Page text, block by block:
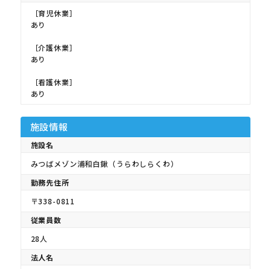
［育児休業］
あり
［介護休業］
あり
［看護休業］
あり
施設情報
施設名
みつばメゾン浦和白鍬（うらわしらくわ）
勤務先住所
〒338-0811
従業員数
28人
法人名